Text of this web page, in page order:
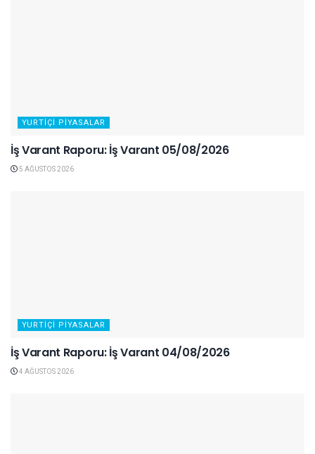
YURTIÇI PIYASALAR
İş Varant Raporu: İş Varant 05/08/2026
5 AĞUSTOS 2026
YURTIÇI PIYASALAR
İş Varant Raporu: İş Varant 04/08/2026
4 AĞUSTOS 2026